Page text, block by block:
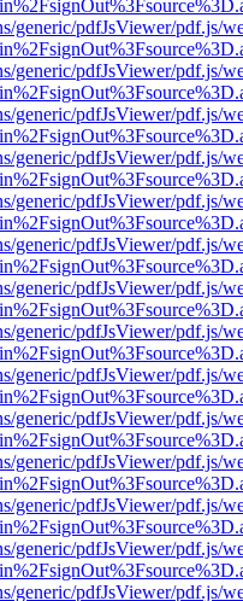
generic/pdfJsViewer/pdf.js/
generic/pdfJsViewer/pdf.js/
generic/pdfJsViewer/pdf.js/
generic/pdfJsViewer/pdf.js/
generic/pdfJsViewer/pdf.js/
generic/pdfJsViewer/pdf.js/
generic/pdfJsViewer/pdf.js/
generic/pdfJsViewer/pdf.js/
generic/pdfJsViewer/pdf.js/
generic/pdfJsViewer/pdf.js/
generic/pdfJsViewer/pdf.js/
generic/pdfJsViewer/pdf.js/
generic/pdfJsViewer/pdf.js/
generic/pdfJsViewer/pdf.js/